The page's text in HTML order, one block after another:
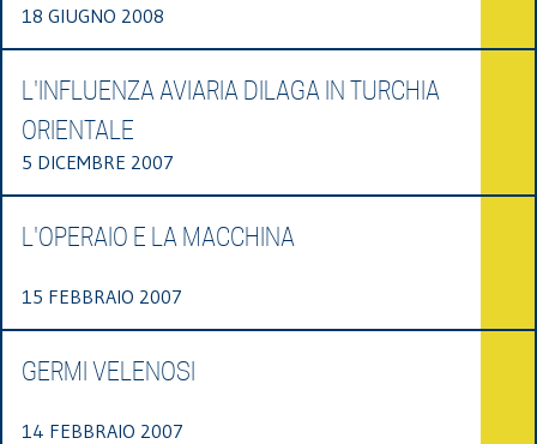
18 GIUGNO 2008
L'INFLUENZA AVIARIA DILAGA IN TURCHIA
ORIENTALE
5 DICEMBRE 2007
L'OPERAIO E LA MACCHINA
15 FEBBRAIO 2007
GERMI VELENOSI
14 FEBBRAIO 2007